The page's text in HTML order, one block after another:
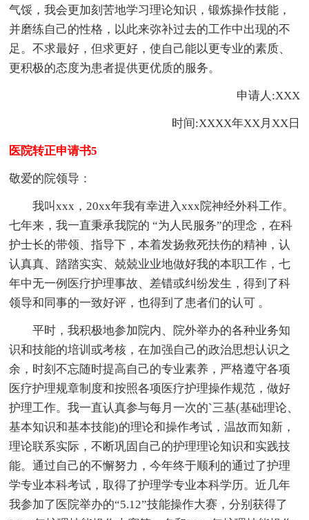
气馁，我会更加刻苦地学习理论知识，锻炼操作技能，
并磨练自己的性格，以此来弥补过去的工作中出现的不
足。不求最好，但求更好，使自己能以更专业的素质、
更积极的态度为患者提供更优质的服务。
申请人:XXX
时间:XXXX年XX月XX日
医院转正申请书5
敬爱的院领导：
我叫xxx，20xx年我有幸进入xxx院神经外科工作。
七年来，我一直秉承我院的 “为人民服务”的理念，在科
护士长的带领、指导下，本着发扬救死扶伤的精神，认
认真真、踏踏实实、兢兢业业地做好我的本职工作，七
年中无一例医疗护理事故、差错或纠纷发生，得到了科
领导和同事的一致好评，也得到了患者们的认可 。
平时，我积极地参加院内、院外举办的各种业务知
识和技能的培训或考核，在加强自己的政治思想认识之
余，时刻不忘随时提高自己的专业素养，严格遵守各项
医疗护理规章制度和按照各项医疗护理操作规范，做好
护理工作。我一直认真参与每月一次的`三基(基础理论、
基本知识和基本技能)的理论和操作考试，温故而知新，
理论联系实际，不断巩固自己的护理理论知识和实践技
能。通过自己的不懈努力，今年终于顺利的通过了护理
学专业本科考试，取得了护理学专业本科学历。近几年
我参加了医院举办的“5.12”技能操作大赛，分别获得了